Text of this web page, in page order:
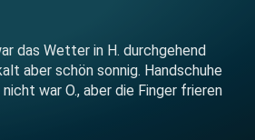
das Wetter in H. durchgehend
aber schön sonnig. Handschuhe
war O., aber die Finger frieren